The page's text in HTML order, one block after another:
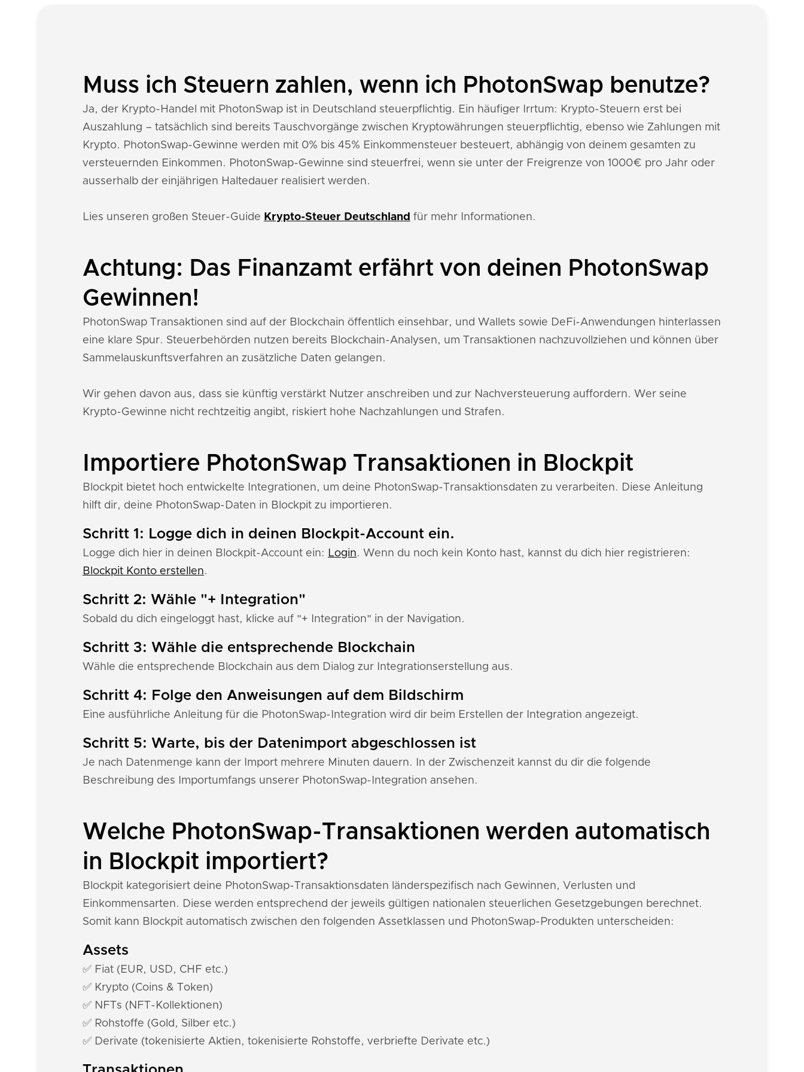
Muss ich Steuern zahlen, wenn ich PhotonSwap benutze?
Ja, der Krypto-Handel mit PhotonSwap ist in Deutschland steuerpflichtig. Ein häufiger Irrtum: Krypto-Steuern erst bei
Auszahlung – tatsächlich sind bereits Tauschvorgänge zwischen Kryptowährungen steuerpflichtig, ebenso wie Zahlungen mit
Krypto. PhotonSwap-Gewinne werden mit 0% bis 45% Einkommensteuer besteuert, abhängig von deinem gesamten zu
versteuernden Einkommen. PhotonSwap-Gewinne sind steuerfrei, wenn sie unter der Freigrenze von 1000€ pro Jahr oder
ausserhalb der einjährigen Haltedauer realisiert werden.
Lies unseren großen Steuer-Guide Krypto-Steuer Deutschland für mehr Informationen.
Achtung: Das Finanzamt erfährt von deinen PhotonSwap
Gewinnen!
PhotonSwap Transaktionen sind auf der Blockchain öffentlich einsehbar, und Wallets sowie DeFi-Anwendungen hinterlassen
eine klare Spur. Steuerbehörden nutzen bereits Blockchain-Analysen, um Transaktionen nachzuvollziehen und können über
Sammelauskunftsverfahren an zusätzliche Daten gelangen.
Wir gehen davon aus, dass sie künftig verstärkt Nutzer anschreiben und zur Nachversteuerung auffordern. Wer seine
Krypto-Gewinne nicht rechtzeitig angibt, riskiert hohe Nachzahlungen und Strafen.
Importiere PhotonSwap Transaktionen in Blockpit
Blockpit bietet hoch entwickelte Integrationen, um deine PhotonSwap-Transaktionsdaten zu verarbeiten. Diese Anleitung
hilft dir, deine PhotonSwap-Daten in Blockpit zu importieren.
Schritt 1: Logge dich in deinen Blockpit-Account ein.
Logge dich hier in deinen Blockpit-Account ein: Login. Wenn du noch kein Konto hast, kannst du dich hier registrieren:
Blockpit Konto erstellen.
Schritt 2: Wähle "+ Integration"
Sobald du dich eingeloggt hast, klicke auf "+ Integration" in der Navigation.
Schritt 3: Wähle die entsprechende Blockchain
Wähle die entsprechende Blockchain aus dem Dialog zur Integrationserstellung aus.
Schritt 4: Folge den Anweisungen auf dem Bildschirm
Eine ausführliche Anleitung für die PhotonSwap-Integration wird dir beim Erstellen der Integration angezeigt.
Schritt 5: Warte, bis der Datenimport abgeschlossen ist
Je nach Datenmenge kann der Import mehrere Minuten dauern. In der Zwischenzeit kannst du dir die folgende
Beschreibung des Importumfangs unserer PhotonSwap-Integration ansehen.
Welche PhotonSwap-Transaktionen werden automatisch
in Blockpit importiert?
Blockpit kategorisiert deine PhotonSwap-Transaktionsdaten länderspezifisch nach Gewinnen, Verlusten und
Einkommensarten. Diese werden entsprechend der jeweils gültigen nationalen steuerlichen Gesetzgebungen berechnet.
Somit kann Blockpit automatisch zwischen den folgenden Assetklassen und PhotonSwap-Produkten unterscheiden:
Assets
✅ Fiat (EUR, USD, CHF etc.)
✅ Krypto (Coins & Token)
✅ NFTs (NFT-Kollektionen)
✅ Rohstoffe (Gold, Silber etc.)
✅ Derivate (tokenisierte Aktien, tokenisierte Rohstoffe, verbriefte Derivate etc.)